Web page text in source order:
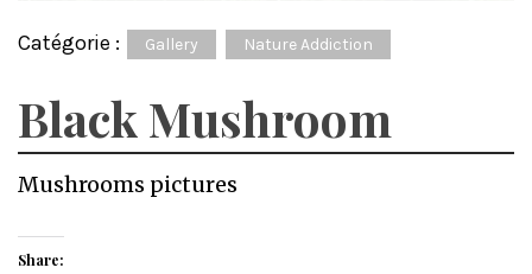
Catégorie : Gallery Nature Addiction
Black Mushroom
Mushrooms pictures
Share: